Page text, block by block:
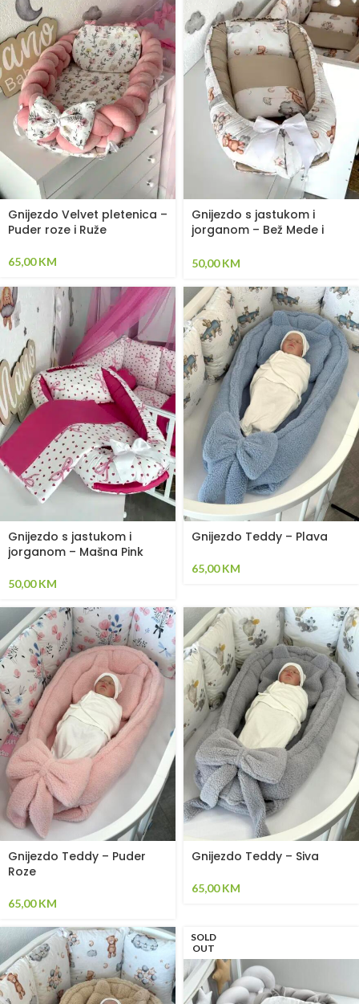
Gnijezdo Velvet pletenica –
Puder roze i Ruže
65,00KM
Gnijezdo s jastukom i
jorganom – Bež Mede i
50,00KM
Gnijezdo s jastukom i
jorganom – Mašna Pink
50,00KM
Gnijezdo Teddy – Plava
65,00KM
Gnijezdo Teddy – Puder
Roze
65,00KM
Gnijezdo Teddy – Siva
65,00KM
SOLD
OUT